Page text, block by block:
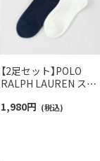
【2足セット】POLO
RALPH LAUREN スタ
ロベア オーガニック
1,980円 (税込)